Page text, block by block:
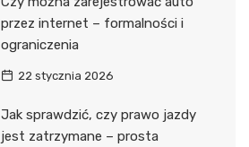
przez internet – formalności i
ograniczenia
22 stycznia 2026
Jak sprawdzić, czy prawo jazdy
jest zatrzymane – prosta